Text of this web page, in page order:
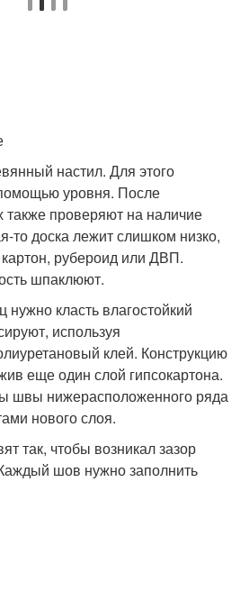
настил. Для этого
уровня. После
проверяют на наличие
то доска лежит слишком низко,
рубероид или ДВП.
шпаклюют.
класть влагостойкий
используя
клей. Конструкцию
еще один слой гипсокартона.
швы нижерасположенного ряда
нового слоя.
так, чтобы возникал зазор
шов нужно заполнить